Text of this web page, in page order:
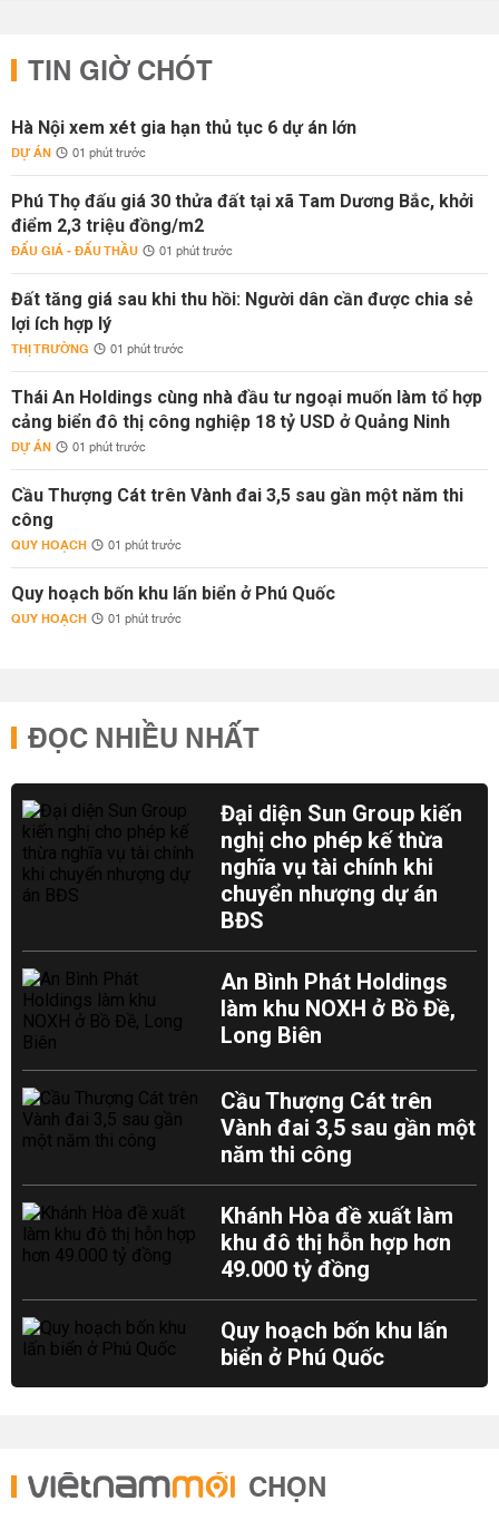
TIN GIỜ CHÓT
Hà Nội xem xét gia hạn thủ tục 6 dự án lớn
DỰ ÁN 01 phút trước
Phú Thọ đấu giá 30 thửa đất tại xã Tam Dương Bắc, khởi
điểm 2,3 triệu đồng/m2
ĐẤU GIÁ - ĐẤU THẦU 01 phút trước
Đất tăng giá sau khi thu hồi: Người dân cần được chia sẻ
lợi ích hợp lý
THỊ TRƯỜNG 01 phút trước
Thái An Holdings cùng nhà đầu tư ngoại muốn làm tổ hợp
cảng biển đô thị công nghiệp 18 tỷ USD ở Quảng Ninh
DỰ ÁN 01 phút trước
Cầu Thượng Cát trên Vành đai 3,5 sau gần một năm thi
công
QUY HOẠCH 01 phút trước
Quy hoạch bốn khu lấn biển ở Phú Quốc
QUY HOẠCH 01 phút trước
ĐỌC NHIỀU NHẤT
Đại diện Sun Group kiến
nghị cho phép kế thừa
nghĩa vụ tài chính khi
chuyển nhượng dự án
BĐS
An Bình Phát Holdings
làm khu NOXH ở Bồ Đề,
Long Biên
Cầu Thượng Cát trên
Vành đai 3,5 sau gần một
năm thi công
Khánh Hòa đề xuất làm
khu đô thị hỗn hợp hơn
49.000 tỷ đồng
Quy hoạch bốn khu lấn
biển ở Phú Quốc
CHỌN